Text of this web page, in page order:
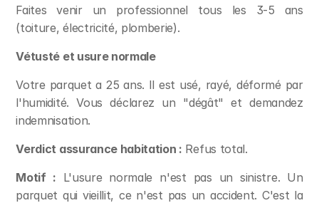
Faites venir un professionnel tous les 3-5 ans
(toiture, électricité, plomberie).
Vétusté et usure normale
Votre parquet a 25 ans. Il est usé, rayé, déformé par
l'humidité. Vous déclarez un "dégât" et demandez
indemnisation.
Verdict assurance habitation : Refus total.
Motif : L'usure normale n'est pas un sinistre. Un
parquet qui vieillit, ce n'est pas un accident. C'est la